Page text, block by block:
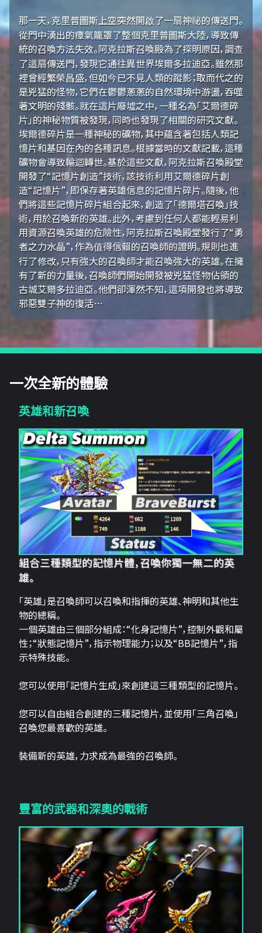
那一天，克里普圖斯上空突然開啟了一扇神祕的傳送門。
從門中湧出的瘴氣籠罩了整個克里普圖斯大陸，導致傳
統的召喚方法失效。阿克拉斯召喚殿為了探明原因，調查
了這扇傳送門，發現它通往異世界埃爾多拉迪亞。雖然那
裡曾經繁榮昌盛，但如今已不見人類的蹤影；取而代之的
是兇猛的怪物，它們在鬱鬱蔥蔥的自然環境中游盪，吞噬
著文明的殘骸。就在這片廢墟之中，一種名為「艾爾德碎
片」的神秘物質被發現，同時也發現了相關的研究文獻。
埃爾德碎片是一種神秘的礦物，其中蘊含著包括人類記
憶片和基因在內的各種訊息。根據當時的文獻記載，這種
礦物會導致輪迴轉世。基於這些文獻，阿克拉斯召喚殿堂
開發了“記憶片創造”技術，該技術利用艾爾德碎片創
造“記憶片”，即保存著英雄信息的記憶片碎片。隨後，他
們將這些記憶片碎片組合起來，創造了「德爾塔召喚」技
術，用於召喚新的英雄。此外，考慮到任何人都能輕易利
用資源召喚英雄的危險性，阿克拉斯召喚殿堂發行了“勇
者之力水晶”，作為值得信賴的召喚師的證明。規則也進
行了修改，只有強大的召喚師才能召喚強大的英雄。在擁
有了新的力量後，召喚師們開始開發被兇猛怪物佔領的
古城艾爾多拉迪亞。他們卻渾然不知，這項開發也將導致
邪惡雙子神的復活…
一次全新的體驗
英雄和新召喚
組合三種類型的記憶片體，召喚你獨一無二的英
雄。
「英雄」是召喚師可以召喚和指揮的英雄、神明和其他生
物的總稱。
一個英雄由三個部分組成：“化身記憶片”，控制外觀和屬
性；“狀態記憶片”，指示物理能力；以及“BB記憶片”，指
示特殊技能。
您可以使用「記憶片生成」來創建這三​​種類型的記憶片。
您可以自由組合創建的三種記憶片，並使用「三角召喚」
召喚您最喜歡的英雄。
裝備新的英雄，力求成為最強的召喚師。
豐富的武器和深奧的戰術